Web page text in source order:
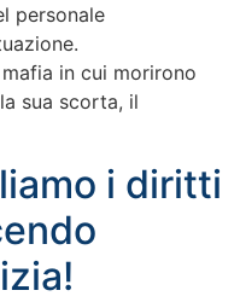
personale
in cui morirono
sua scorta, il
i diritti